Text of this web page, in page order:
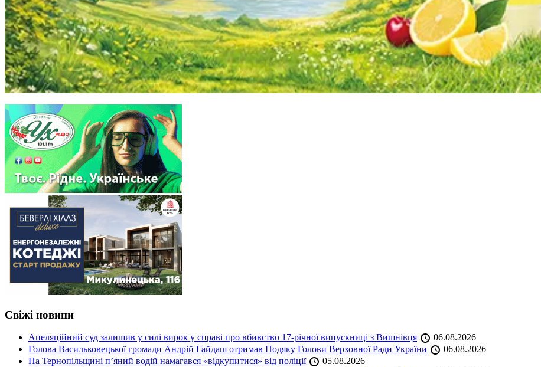
Свіжі новини
Апеляційний суд залишив у силі вирок у справі про вбивство 17-річної випускниці з Вишнівця
06.08.2026
Голова Васильковецької громади Андрій Гайдаш отримав Подяку Голови Верховної Ради України
06.08.2026
На Тернопільщині п’яний водій намагався «відкупитися» від поліції
05.08.2026